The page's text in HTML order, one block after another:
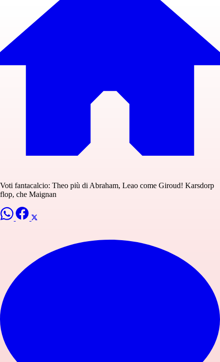
Voti fantacalcio: Theo più di Abraham, Leao come Giroud! Karsdorp
flop, che Maignan